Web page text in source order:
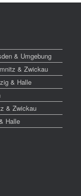
& Umgebung
& Zwickau
& Halle
& Zwickau
Halle